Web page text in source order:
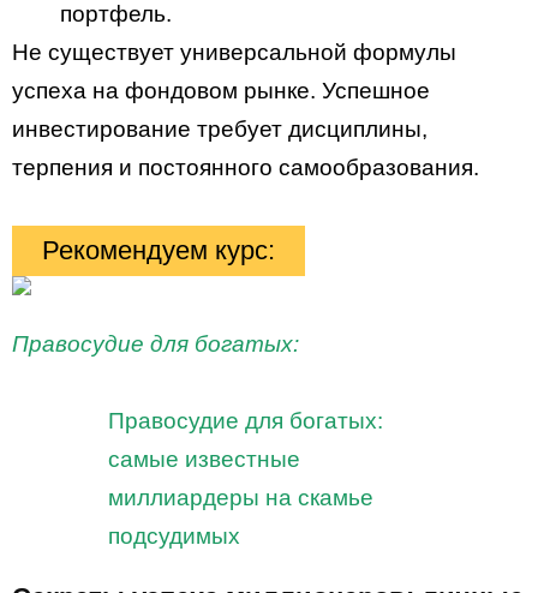
портфель.
Не существует универсальной формулы
успеха на фондовом рынке. Успешное
инвестирование требует дисциплины,
терпения и постоянного самообразования.
Рекомендуем курс:
Правосудие для богатых:
Правосудие для богатых:
самые известные
миллиардеры на скамье
подсудимых